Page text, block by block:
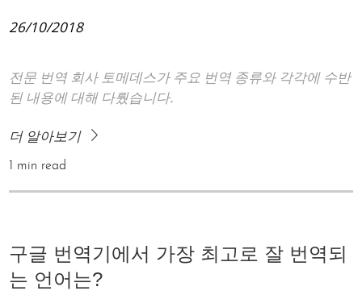
26/10/2018
전문 번역 회사 토메데스가 주요 번역 종류와 각각에 수반
된 내용에 대해 다뤘습니다.
더 알아보기
1 min read
구글 번역기에서 가장 최고로 잘 번역되
는 언어는?